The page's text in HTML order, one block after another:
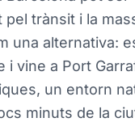
pel trànsit i la
una alternativa:
i vine a Port
un entorn
minuts de la